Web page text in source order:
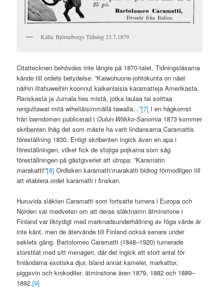
Källa: Björneborgs Tidning 23.7.1879
Citattecknen behövdes inte längre på 1870-talet. Tidningsläsarna
kände till ordets betydelse: ”Kaiwohuone-johtokunta on näet
näihin iltahuweihin koonnut kaikenlaisia karamatteja Amerikasta,
Ranskasta ja Jumala ties mistä, jotka laulaa tai soittaa
renguttawat mitä wiheliäisimmällä tawalla…”[7] I en hågkomst
från barndomen publicerad iOulun Wiikko-Sanomia 1873 kommer
skribenten ihåg det som måste ha varit lindansarna Caramattis
föreställning 1830. Enligt skribenten ingick även en apa i
föreställningen, vilket fick de stojiga pojkarna som såg
föreställningen på gästgiveriet att utropa: ”Karamatin
marakatti!”[8] Ordleken karamatti/marakatti bidrog förmodligen till
att etablera ordet karamatti i finskan.
Huruvida släkten Caramatti som fortsatte turnera i Europa och
Norden var medveten om att deras släktnamn åtminstone i
Finland var liktydigt med marknadsunderhållning av föga värde är
inte känt, men de återvände till Finland också senare under
seklets gång. Bartolomeo Caramatti (1848–1920) turnerade
storstilat med sitt menageri, där det ingick ett stort antal för
finländarna exotiska djur, bland annat kameler, markattor,
piggsvin och krokodiler, åtminstone åren 1879, 1882 och 1889–
1892.[9]